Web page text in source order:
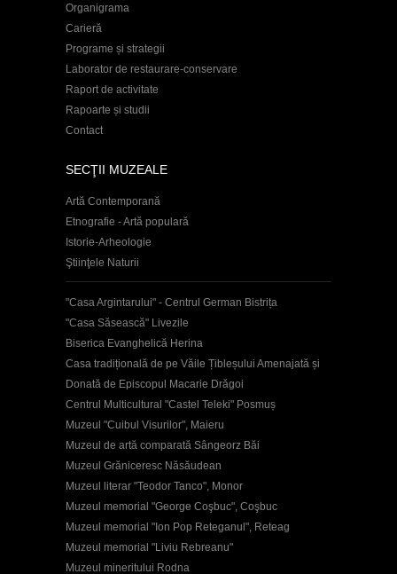
Organigrama
Carieră
Programe și strategii
Laborator de restaurare-conservare
Raport de activitate
Rapoarte și studii
Contact
SECŢII MUZEALE
Artă Contemporană
Etnografie - Artă populară
Istorie-Arheologie
Ştiinţele Naturii
"Casa Argintarului" - Centrul German Bistrița
"Casa Săsească" Livezile
Biserica Evanghelică Herina
Casa tradițională de pe Văile Țibleșului Amenajată și
Donată de Episcopul Macarie Drăgoi
Centrul Multicultural "Castel Teleki" Posmuș
Muzeul "Cuibul Visurilor", Maieru
Muzeul de artă comparată Sângeorz Băi
Muzeul Grăniceresc Năsăudean
Muzeul literar "Teodor Tanco", Monor
Muzeul memorial "George Coşbuc", Coşbuc
Muzeul memorial "Ion Pop Reteganul", Reteag
Muzeul memorial "Liviu Rebreanu"
Muzeul mineritului Rodna